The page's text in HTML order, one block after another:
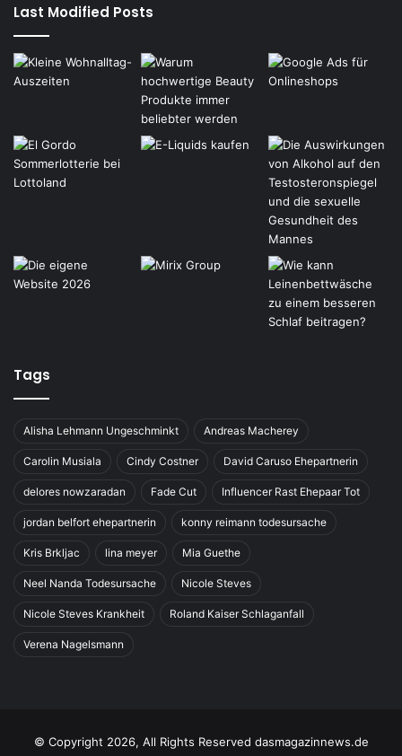
Last Modified Posts
Tags
Alisha Lehmann Ungeschminkt Andreas Macherey
Carolin Musiala Cindy Costner David Caruso Ehepartnerin
delores nowzaradan Fade Cut Influencer Rast Ehepaar Tot
jordan belfort ehepartnerin konny reimann todesursache
Kris Brkljac lina meyer Mia Guethe
Neel Nanda Todesursache Nicole Steves
Nicole Steves Krankheit Roland Kaiser Schlaganfall
Verena Nagelsmann
© Copyright 2026, All Rights Reserved dasmagazinnews.de